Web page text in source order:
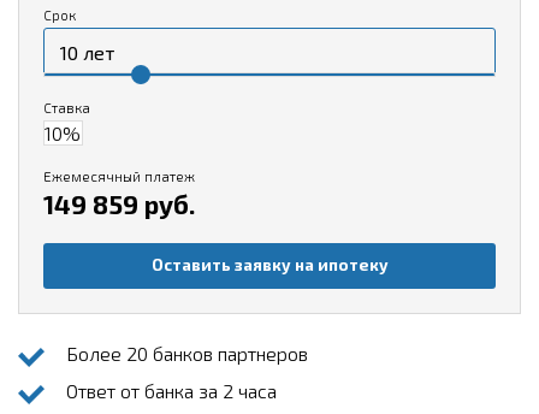
Срок
Ставка
Ежемесячный платеж
149 859 руб.
Оставить заявку на ипотеку
Более 20 банков партнеров
Ответ от банка за 2 часа